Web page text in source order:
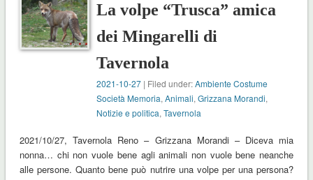
La volpe “Trusca” amica
dei Mingarelli di
Tavernola
2021-10-27 | Filed under:Ambiente Costume
Società Memoria,Animali,Grizzana Morandi,
Notizie e politica,Tavernola
2021/10/27, Tavernola Reno – Grizzana Morandi – Diceva mia
nonna… chi non vuole bene agli animali non vuole bene neanche
alle persone. Quanto bene può nutrire una volpe per una persona?